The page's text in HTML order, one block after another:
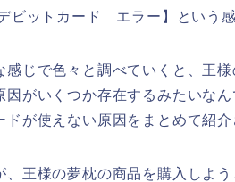
ビットカード エラー】という感
感じで色々と調べていくと、王
因がいくつか存在するみたいな
ドが使えない原因をまとめて紹介
、王様の夢枕の商品を購入しよ